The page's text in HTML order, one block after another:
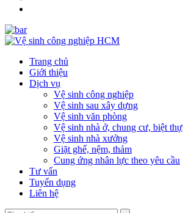
Trang chủ
Giới thiệu
Dịch vụ
Vệ sinh công nghiệp
Vệ sinh sau xây dựng
Vệ sinh văn phòng
Vệ sinh nhà ở, chung cư, biệt thự
Vệ sinh nhà xưởng
Giặt ghế, nệm, thảm
Cung ứng nhân lực theo yêu cầu
Tư vấn
Tuyển dụng
Liên hệ